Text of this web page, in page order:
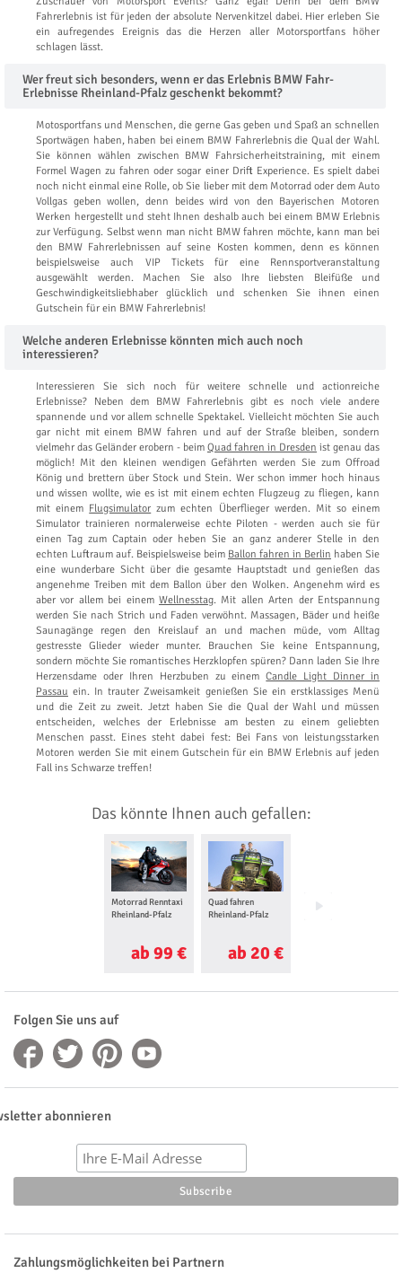
Fahrerlebnis ist für jeden der absolute Nervenkitzel dabei. Hier erleben Sie
ein aufregendes Ereignis das die Herzen aller Motorsportfans höher
schlagen lässt.
Wer freut sich besonders, wenn er das Erlebnis BMW Fahr-
Erlebnisse Rheinland-Pfalz geschenkt bekommt?
Motosportfans und Menschen, die gerne Gas geben und Spaß an schnellen
Sportwägen haben, haben bei einem BMW Fahrerlebnis die Qual der Wahl.
Sie können wählen zwischen BMW Fahrsicherheitstraining, mit einem
Formel Wagen zu fahren oder sogar einer Drift Experience. Es spielt dabei
noch nicht einmal eine Rolle, ob Sie lieber mit dem Motorrad oder dem Auto
Vollgas geben wollen, denn beides wird von den Bayerischen Motoren
Werken hergestellt und steht Ihnen deshalb auch bei einem BMW Erlebnis
zur Verfügung. Selbst wenn man nicht BMW fahren möchte, kann man bei
den BMW Fahrerlebnissen auf seine Kosten kommen, denn es können
beispielsweise auch VIP Tickets für eine Rennsportveranstaltung
ausgewählt werden. Machen Sie also Ihre liebsten Bleifüße und
Geschwindigkeitsliebhaber glücklich und schenken Sie ihnen einen
Gutschein für ein BMW Fahrerlebnis!
Welche anderen Erlebnisse könnten mich auch noch
interessieren?
Interessieren Sie sich noch für weitere schnelle und actionreiche
Erlebnisse? Neben dem BMW Fahrerlebnis gibt es noch viele andere
spannende und vor allem schnelle Spektakel. Vielleicht möchten Sie auch
gar nicht mit einem BMW fahren und auf der Straße bleiben, sondern
vielmehr das Geländer erobern - beim Quad fahren in Dresden ist genau das
möglich! Mit den kleinen wendigen Gefährten werden Sie zum Offroad
König und brettern über Stock und Stein. Wer schon immer hoch hinaus
und wissen wollte, wie es ist mit einem echten Flugzeug zu fliegen, kann
mit einem Flugsimulator zum echten Überflieger werden. Mit so einem
Simulator trainieren normalerweise echte Piloten - werden auch sie für
einen Tag zum Captain oder heben Sie an ganz anderer Stelle in den
echten Luftraum auf. Beispielsweise beim Ballon fahren in Berlin haben Sie
eine wunderbare Sicht über die gesamte Hauptstadt und genießen das
angenehme Treiben mit dem Ballon über den Wolken. Angenehm wird es
aber vor allem bei einem Wellnesstag. Mit allen Arten der Entspannung
werden Sie nach Strich und Faden verwöhnt. Massagen, Bäder und heiße
Saunagänge regen den Kreislauf an und machen müde, vom Alltag
gestresste Glieder wieder munter. Brauchen Sie keine Entspannung,
sondern möchte Sie romantisches Herzklopfen spüren? Dann laden Sie Ihre
Herzensdame oder Ihren Herzbuben zu einemCandle Light Dinner in
Passau ein. In trauter Zweisamkeit genießen Sie ein erstklassiges Menü
und die Zeit zu zweit. Jetzt haben Sie die Qual der Wahl und müssen
entscheiden, welches der Erlebnisse am besten zu einem geliebten
Menschen passt. Eines steht dabei fest: Bei Fans von leistungsstarken
Motoren werden Sie mit einem Gutschein für ein BMW Erlebnis auf jeden
Fall ins Schwarze treffen!
Das könnte Ihnen auch gefallen:
Motorrad Renntaxi
Rheinland-Pfalz
ab 99 €
Quad fahren
Rheinland-Pfalz
ab 20 €
Motorradtraining
Folgen Sie uns auf
abonnieren
Zahlungsmöglichkeiten bei Partnern